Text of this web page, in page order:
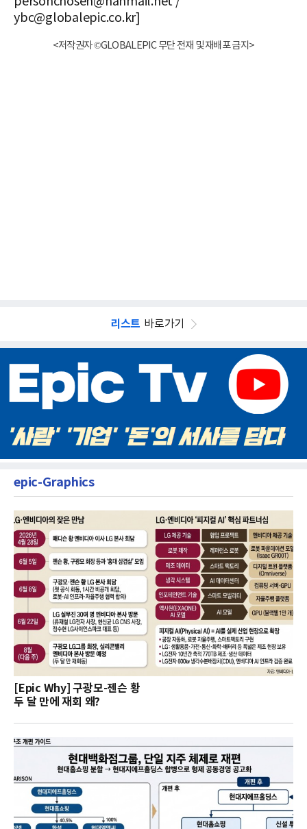
ybc@globalepic.co.kr]
<저작권자 ©GLOBALEPIC 무단 전재 및 재배포 금지>
리스트 바로가기
epic-Graphics
[Epic Why] 구광모-젠슨 황
두 달 만에 재회 왜?